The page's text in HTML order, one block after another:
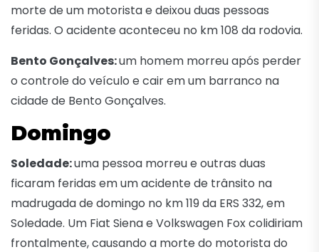
morte de um motorista e deixou duas pessoas
feridas. O acidente aconteceu no km 108 da rodovia.
Bento Gonçalves:um homem morreu após perder
o controle do veículo e cair em um barranco na
cidade de Bento Gonçalves.
Domingo
Soledade:uma pessoa morreu e outras duas
ficaram feridas em um acidente de trânsito na
madrugada de domingo no km 119 da ERS 332, em
Soledade. Um Fiat Siena e Volkswagen Fox colidiriam
frontalmente, causando a morte do motorista do